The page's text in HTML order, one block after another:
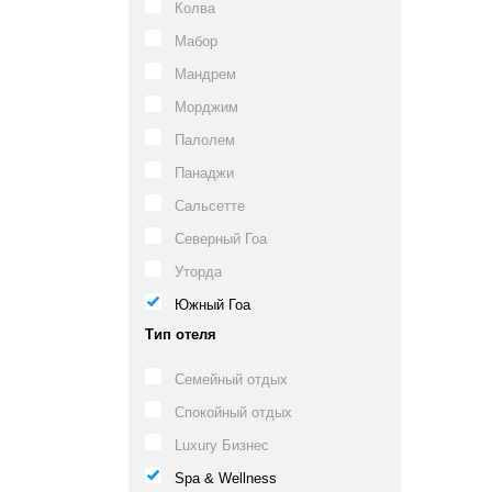
Колва
Мабор
Мандрем
Морджим
Палолем
Панаджи
Сальсетте
Северный Гоа
Уторда
Южный Гоа
Тип отеля
Семейный отдых
Спокойный отдых
Luxury Бизнес
Spa & Wellness